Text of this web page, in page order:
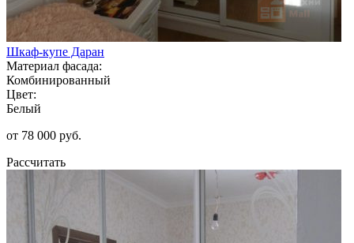
Шкаф-купе Даран
Материал фасада:
Комбинированный
Цвет:
Белый
от 78 000 руб.
Рассчитать